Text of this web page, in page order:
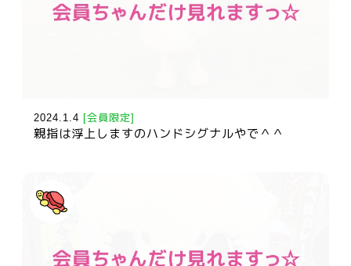
2024.1.4 [会員限定]
親指は浮上しますのハンドシグナルやで＾＾